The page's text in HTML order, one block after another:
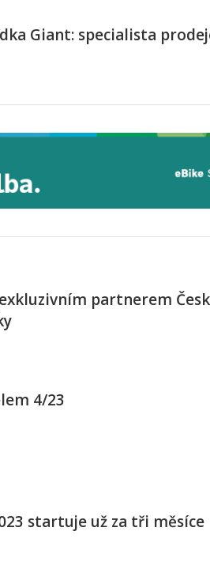
Giant: specialista
partnerem
4/23
startuje už za tři měsíce